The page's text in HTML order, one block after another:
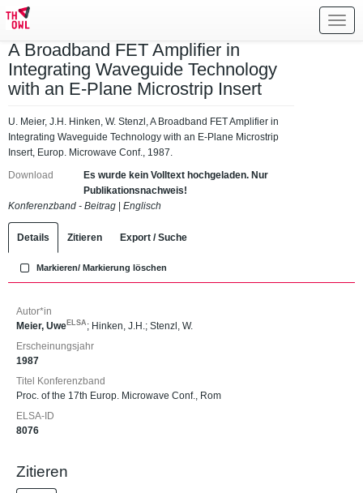
A Broadband FET Amplifier in
Integrating Waveguide Technology
with an E-Plane Microstrip Insert
U. Meier, J.H. Hinken, W. Stenzl, A Broadband FET Amplifier in
Integrating Waveguide Technology with an E-Plane Microstrip
Insert, Europ. Microwave Conf., 1987.
Download
Es wurde kein Volltext hochgeladen. Nur
Publikationsnachweis!
Konferenzband - Beitrag
Englisch
Details Zitieren Export / Suche
Markieren/ Markierung löschen
Autor*in
Meier, Uwe ELSA ; Hinken, J.H.; Stenzl, W.
Erscheinungsjahr
1987
Titel Konferenzband
Proc. of the 17th Europ. Microwave Conf., Rom
ELSA-ID
8076
Zitieren